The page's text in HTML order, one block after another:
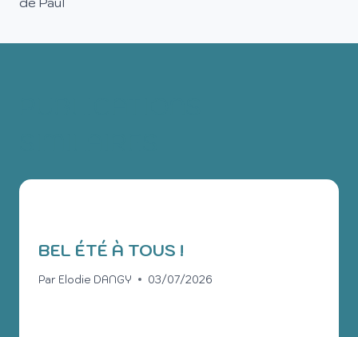
BEL ÉTÉ À TOUS !
Par Elodie DANGY 03/07/2026